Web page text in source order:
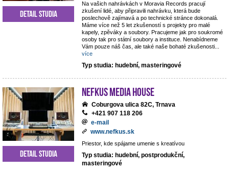
Na vašich nahrávkách v Moravia Records pracují
zkušení lidé, aby připravili nahrávku, která bude
poslechově zajímavá a po technické stránce dokonalá.
Máme více než 5 let zkušeností s projekty pro malé
kapely, zpěváky a soubory. Pracujeme jak pro soukromé
osoby tak pro státní soubory a instituce. Nenabídneme
Vám pouze náš čas, ale také naše bohaté zkušenosti
více
Typ studia: hudební, masteringové
Detail studia
NEFKUS Media House
Coburgova ulica 82C, Trnava
+421 907 118 206
e-mail
www.nefkus.sk
Priestor, kde spájame umenie s kreatívou
Typ studia: hudební, postprodukční,
masteringové
Detail studia